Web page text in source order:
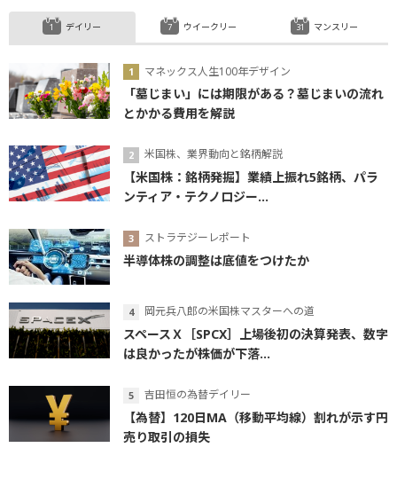
デイリー
マネックス人生100年デザイン
「墓じまい」には期限がある？墓じまいの流れ
とかかる費用を解説
米国株、業界動向と銘柄解説
【米国株：銘柄発掘】業績上振れ5銘柄、パラ
ンティア・テクノロジー...
ストラテジーレポート
半導体株の調整は底値をつけたか
岡元兵八郎の米国株マスターへの道
スペースＸ［SPCX］上場後初の決算発表、数字
は良かったが株価が下落...
吉田恒の為替デイリー
【為替】120日MA（移動平均線）割れが示す円
売り取引の損失
ウイークリー マンスリー